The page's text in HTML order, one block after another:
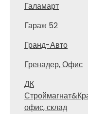
Галамарт
Гараж 52
Гранд-Авто
Гренадер, Офис
ДК
офис, склад